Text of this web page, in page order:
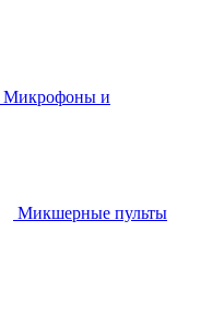
Микрофоны и
Микшерные пульты